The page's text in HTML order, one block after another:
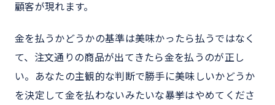
顧客が現れます。
金を払うかどうかの基準は美味かったら払うではなく
て、注文通りの商品が出てきたら金を払うのが正し
い。あなたの主観的な判断で勝手に美味しいかどうか
を決定して金を払わないみたいな暴挙はやめてくださ